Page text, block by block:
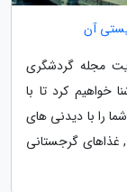
آن
مجله گردشگری
خواهیم کرد تا با
را با دیدنی های
غذاهای گرجستانی